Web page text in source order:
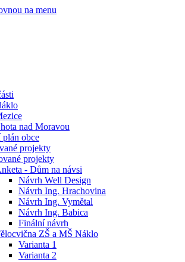
na menu
nad Moravou
obce
projekty
projekty
- Dům na návsi
Návrh Well Design
Návrh Ing. Hrachovina
Návrh Ing. Vymětal
Návrh Ing. Babica
Finální návrh
ZŠ a MŠ Náklo
Varianta 1
Varianta 2